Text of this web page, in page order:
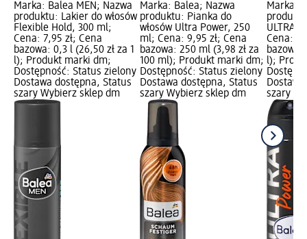
Marka: Balea MEN; Nazwa
produktu: Lakier do włosów
Flexible Hold, 300 ml;
Cena: 7,95 zł; Cena
bazowa: 0,3 l (26,50 zł za 1
l); Produkt marki dm;
Dostępność: Status zielony
Dostawa dostępna, Status
szary Wybierz sklep dm
Marka: Balea; Nazwa
produktu: Pianka do
włosów Ultra Power, 250
ml; Cena: 9,95 zł; Cena
bazowa: 250 ml (3,98 zł za
100 ml); Produkt marki dm;
Dostępność: Status zielony
Dostawa dostępna, Status
szary Wybierz sklep dm
Marka:
ULTRA
Cena:
bazowa:
l);
szary